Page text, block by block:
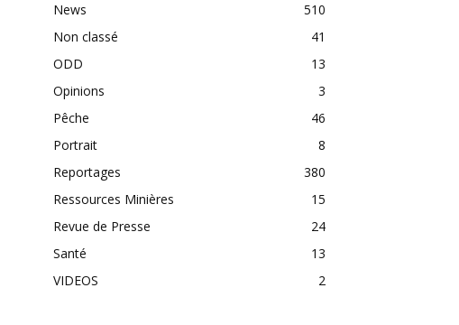
News
510
Non classé
41
ODD
13
Opinions
3
Pêche
46
Portrait
8
Reportages
380
Ressources Minières
15
Revue de Presse
24
Santé
13
VIDEOS
2